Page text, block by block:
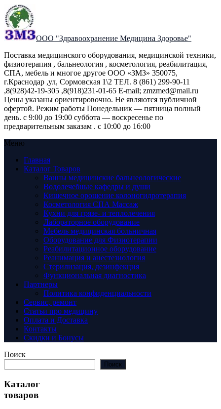
ООО "Здравоохранение Медицина Здоровье"
Поставка медицинского оборудования, медицинской техники,
физиотерапия , бальнеология , косметология, реабилитация,
СПА, мебель и многое другое ООО «ЗМЗ» 350075,
г.Краснодар ,ул, Сормовская 1\2 ТЕЛ. 8 (861) 299-90-11
,8(928)42-19-305 ,8(918)231-01-65 E-mail; zmzmed@mail.ru
Цены указаны ориентировочно. Не являются публичной
офертой. Режим работы Понедельник — пятница полный
день. с 9:00 до 19:00 суббота — воскресенье по
предварительным заказам . с 10:00 до 16:00
Меню
Главная
Каталог Товаров
Ванны медицинские бальнеологические
Водолечебные кафедры и души
Кишечное орошение колоногидротерапия
Косметология СПА Массаж
Кухни для грязе- и теплолечения
Лабораторное оборудование
Мебель медицинская больничная
Оборудование для Физиотерапии
Реабилитационное оборудование
Реанимация и анестезиология
Стерилизация, дезинфекция
Функциональная диагностика
Партнеры
Политика конфиденциальности
Сервис, ремонт
Статьи про медицину
Оплата и Доставка
Контакты
Скидки и Бонусы
Поиск
Поиск
Каталог
товаров